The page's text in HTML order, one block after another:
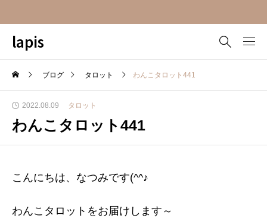
lapis
ブログ タロット わんこタロット441
2022.08.09 タロット
わんこタロット441
こんにちは、なつみです(^^♪
わんこタロットをお届けします～